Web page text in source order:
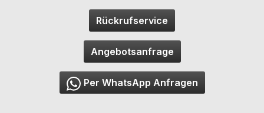
Rückrufservice
Angebotsanfrage
Per WhatsApp Anfragen